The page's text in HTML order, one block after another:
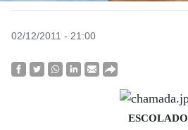
02/12/2011 - 21:00
ESCOLADO